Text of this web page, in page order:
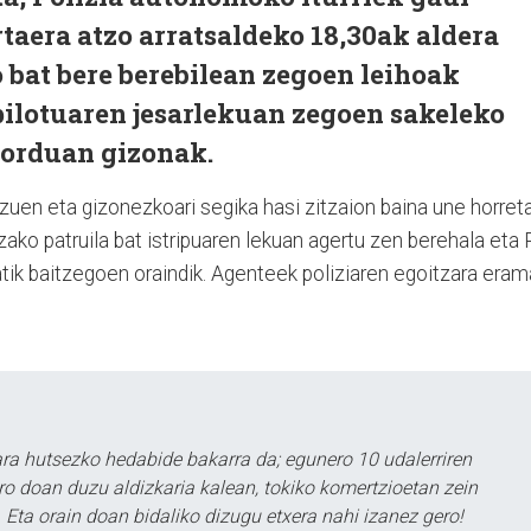
atzo arratsaldeko 18,30ak aldera
bere berebilean zegoen leihoak
jesarlekuan zegoen sakeleko
gizonak.
eta gizonezkoari segika hasi zitzaion baina une
patruila bat istripuaren lekuan agertu zen berehala eta
baitzegoen oraindik. Agenteek poliziaren egoitzara
hutsezko hedabide bakarra da; egunero 10 udalerriren
doan duzu aldizkaria kalean, tokiko komertzioetan zein
orain doan bidaliko dizugu etxera nahi izanez gero!